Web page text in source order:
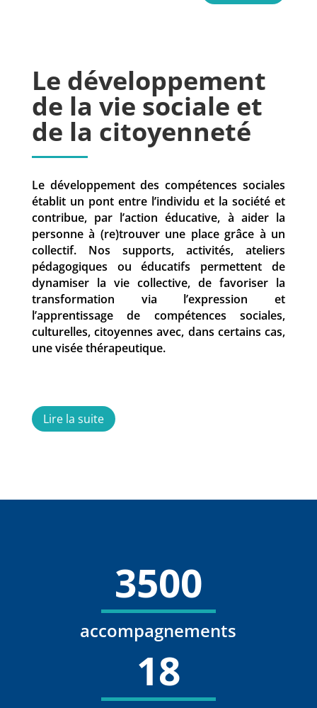
Le développement
de la vie sociale et
de la citoyenneté
Le développement des compétences sociales
établit un pont entre l’individu et la société et
contribue, par l’action éducative, à aider la
personne à (re)trouver une place grâce à un
collectif. Nos supports, activités, ateliers
pédagogiques ou éducatifs permettent de
dynamiser la vie collective, de favoriser la
transformation via l’expression et
l’apprentissage de compétences sociales,
culturelles, citoyennes avec, dans certains cas,
une visée thérapeutique.
Lire la suite
3500
accompagnements
18